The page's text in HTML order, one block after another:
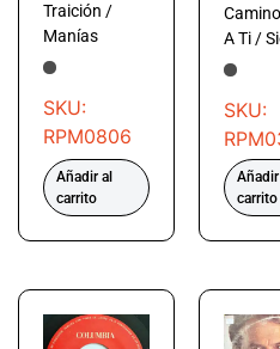
Traición /
Manías
SKU:
RPM0806
Añadir al
carrito
A Ti /
SKU:
carrito